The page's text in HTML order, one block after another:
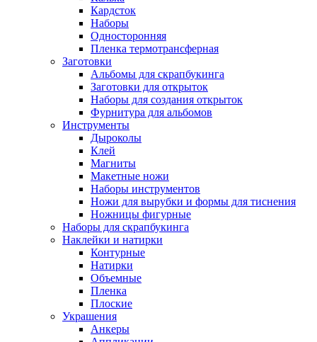
Кардсток
Наборы
Односторонняя
Пленка термотрансферная
Заготовки
Альбомы для скрапбукинга
Заготовки для открыток
Наборы для создания открыток
Фурнитура для альбомов
Инструменты
Дыроколы
Клей
Магниты
Макетные ножи
Наборы инструментов
Ножи для вырубки и формы для тиснения
Ножницы фигурные
Наборы для скрапбукинга
Наклейки и натирки
Контурные
Натирки
Объемные
Пленка
Плоские
Украшения
Анкеры